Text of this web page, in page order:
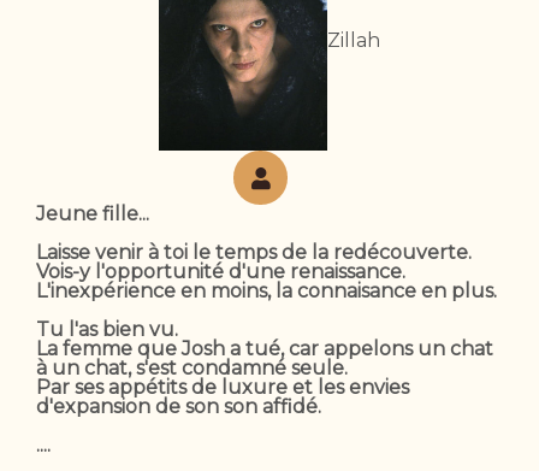
Zillah
Jeune fille...
Laisse venir à toi le temps de la redécouverte.
Vois-y l'opportunité d'une renaissance.
L'inexpérience en moins, la connaisance en plus.
Tu l'as bien vu.
La femme que Josh a tué, car appelons un chat
à un chat, s'est condamné seule.
Par ses appétits de luxure et les envies
d'expansion de son son affidé.
....